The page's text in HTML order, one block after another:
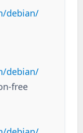
debian/
debian/
free